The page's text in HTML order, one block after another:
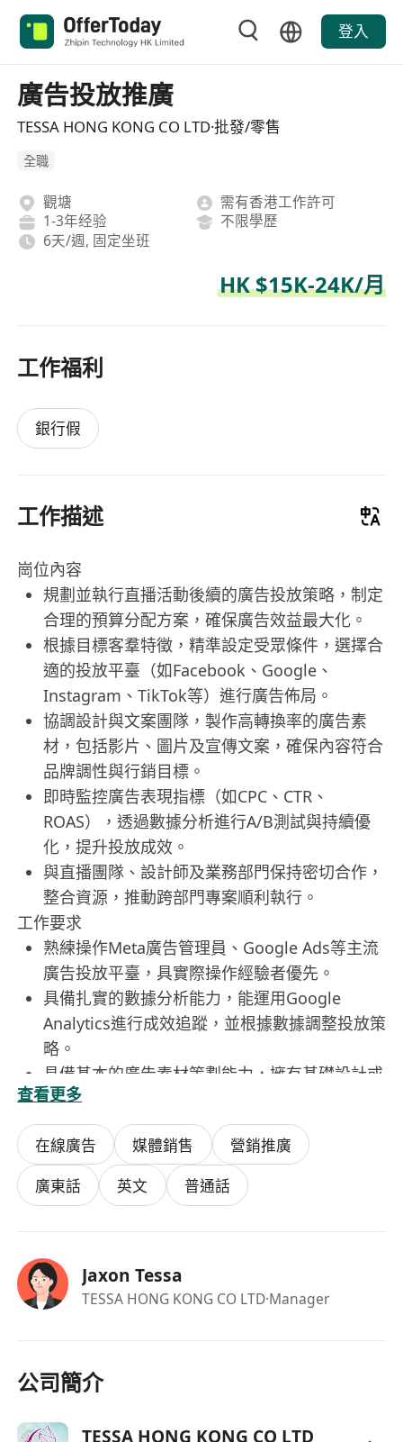
登入
廣告投放推廣
TESSA HONG KONG CO LTD·批發/零售
全職
觀塘
需有香港工作許可
1-3年经验
不限學歷
6天/週, 固定坐班
HK $15K-24K/月
工作福利
銀行假
工作描述
崗位內容
規劃並執行直播活動後續的廣告投放策略，制定
合理的預算分配方案，確保廣告效益最大化。
根據目標客羣特徵，精準設定受眾條件，選擇合
適的投放平臺（如Facebook、Google、
Instagram、TikTok等）進行廣告佈局。
協調設計與文案團隊，製作高轉換率的廣告素
材，包括影片、圖片及宣傳文案，確保內容符合
品牌調性與行銷目標。
即時監控廣告表現指標（如CPC、CTR、
ROAS），透過數據分析進行A/B測試與持續優
化，提升投放成效。
與直播團隊、設計師及業務部門保持密切合作，
整合資源，推動跨部門專案順利執行。
工作要求
熟練操作Meta廣告管理員、Google Ads等主流
廣告投放平臺，具實際操作經驗者優先。
具備扎實的數據分析能力，能運用Google
Analytics進行成效追蹤，並根據數據調整投放策
略。
具備基本的廣告素材策劃能力，擁有基礎設計或
文案撰寫經驗為加分項。
擁有良好的溝通協調能力，能有效串聯不同部
門，推動專案進度。
對數位廣告趨勢敏感，具問題解決導向思維，能
獨立作業並承擔壓力。
查看更多
在線廣告 媒體銷售
營銷推廣
廣東話
英文 普通話
Jaxon Tessa
TESSA HONG KONG CO LTD·Manager
公司簡介
TESSA HONG KONG CO LTD